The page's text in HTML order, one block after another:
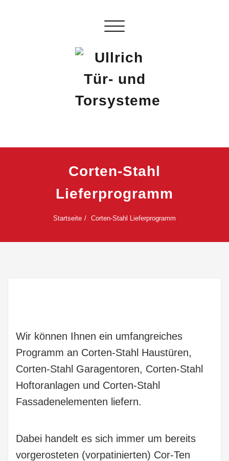
Schalte Navigation
Corten-Stahl
Lieferprogramm
Startseite Corten-Stahl Lieferprogramm
Wir können Ihnen ein umfangreiches
Programm an Corten-Stahl Haustüren,
Corten-Stahl Garagentoren, Corten-Stahl
Hoftoranlagen und Corten-Stahl
Fassadenelementen liefern.
Dabei handelt es sich immer um bereits
vorgerosteten (vorpatinierten) Cor-Ten